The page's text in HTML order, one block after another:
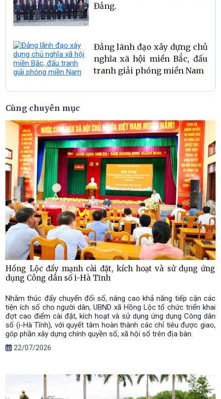
Đảng.
Đảng lãnh đạo xây dựng chủ
nghĩa xã hội miền Bắc, đấu
tranh giải phóng miền Nam
Cùng chuyên mục
Hồng Lộc đẩy mạnh cài đặt, kích hoạt và sử dụng ứng
dụng Công dân số i-Hà Tĩnh
Nhằm thúc đẩy chuyển đổi số, nâng cao khả năng tiếp cận các
tiện ích số cho người dân, UBND xã Hồng Lộc tổ chức triển khai
đợt cao điểm cài đặt, kích hoạt và sử dụng ứng dụng Công dân
số (i-Hà Tĩnh), với quyết tâm hoàn thành các chỉ tiêu được giao,
góp phần xây dựng chính quyền số, xã hội số trên địa bàn.
22/07/2026